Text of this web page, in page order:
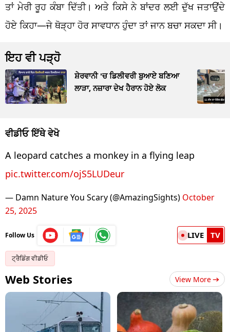
ਤਾਂ ਮੇਰੀ ਰੂਹ ਕੰਬਾ ਦਿੱਤੀ। ਅਤੇ ਕਿਸੇ ਨੇ ਬਾਂਦਰ ਲਈ ਦੁੱਖ ਜਤਾਉਂਦੇ
ਹੋਏ ਕਿਹਾ—ਜੇ ਥੋੜ੍ਹਾ ਹੋਰ ਸਾਵਧਾਨ ਹੁੰਦਾ ਤਾਂ ਜਾਨ ਬਚਾ ਸਕਦਾ ਸੀ।
ਇਹ ਵੀ ਪੜ੍ਹੋ
ਸ਼ੇਰਵਾਨੀ 'ਚ ਡਿਲੀਵਰੀ ਬੁਆਏ ਬਣਿਆ
ਲਾੜਾ, ਨਜ਼ਾਰਾ ਦੇਖ ਹੈਰਾਨ ਹੋਏ ਲੋਕ
ਵੀਡੀਓ ਇੱਥੇ ਵੇਖੋ
A leopard catches a monkey in a flying leap
pic.twitter.com/ojS5LUDeur
— Damn Nature You Scary (@AmazingSights) October
25, 2025
Follow Us LIVE TV
ਟ੍ਰੈਡਿੰਗ ਵੀਡੀਓ
Web Stories View More